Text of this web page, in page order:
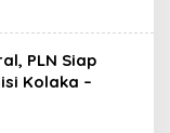
PLN Siap
Kolaka –